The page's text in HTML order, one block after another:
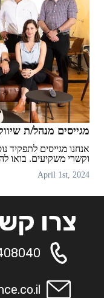
מגייסים מנהל/ת
אנחנו מגייסים לתפקיד
וקשרי משקיעים. בואו
April 1st, 2024
צרו